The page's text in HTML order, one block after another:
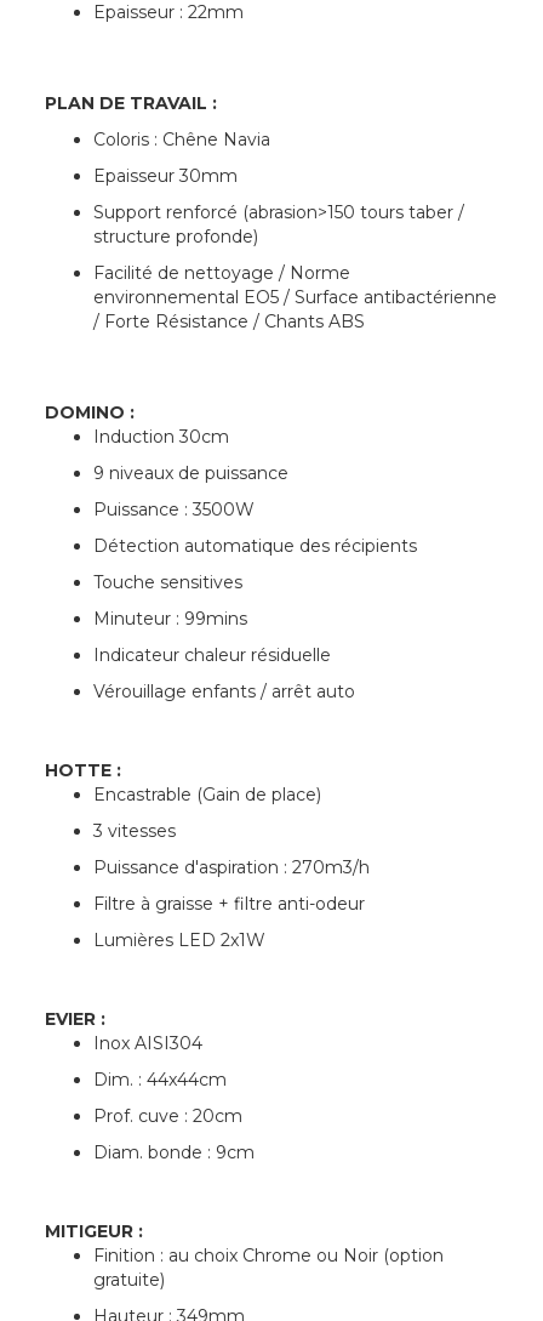
Epaisseur : 22mm
PLAN DE TRAVAIL :
Coloris : Chêne Navia
Epaisseur 30mm
Support renforcé (abrasion>150 tours taber /
structure profonde)
Facilité de nettoyage / Norme
environnemental EO5 / Surface antibactérienne
/ Forte Résistance / Chants ABS
DOMINO :
Induction 30cm
9 niveaux de puissance
Puissance : 3500W
Détection automatique des récipients
Touche sensitives
Minuteur : 99mins
Indicateur chaleur résiduelle
Vérouillage enfants / arrêt auto
HOTTE :
Encastrable (Gain de place)
3 vitesses
Puissance d'aspiration : 270m3/h
Filtre à graisse + filtre anti-odeur
Lumières LED 2x1W
EVIER :
Inox AISI304
Dim. : 44x44cm
Prof. cuve : 20cm
Diam. bonde : 9cm
MITIGEUR :
Finition : au choix Chrome ou Noir (option
gratuite)
Hauteur : 349mm